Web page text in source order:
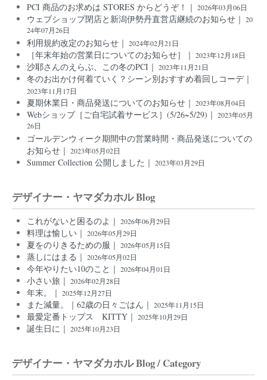
PCI 商品のお求めは STORES からどうぞ！｜ 2026年03月06日
ウェブショップ閉店と新潟伊勢丹直営店継続のお知らせ｜ 20
24年07月26日
利用規約改定のお知らせ｜ 2024年02月21日
［年末年始の営業日についてのお知らせ］｜ 2023年12月18日
沙耶さんのえらぶ、この冬のPCI｜ 2023年11月21日
冬のお出かけ何着ていく？シーン別おすすめ着回しコーデ｜
2023年11月17日
夏期休業日・商品発送についてのお知らせ｜ 2023年08月04日
Webショップ［ご自宅試着サービス］(5/26~5/29)｜ 2023年05月
26日
ゴールデンウィーク期間中の営業時間・商品発送についての
お知らせ｜ 2023年05月02日
Summer Collection 公開しました｜ 2023年03月29日
デザイナー・ヤマダカホル Blog
これがないと困るのよ｜ 2026年06月29日
料理は愉しい｜ 2026年05月29日
夏をのりきるための服｜ 2026年05月15日
蒸しにはまる｜ 2026年05月02日
今年やりたい10のこと｜ 2026年04月01日
小さい旅｜ 2026年02月28日
年末。｜ 2025年12月27日
また減量。｜62歳の日々ごはん｜ 2025年11月15日
最愛定番トップス KITTY｜ 2025年10月29日
誕生日に｜ 2025年10月23日
デザイナー・ヤマダカホル Blog / Category